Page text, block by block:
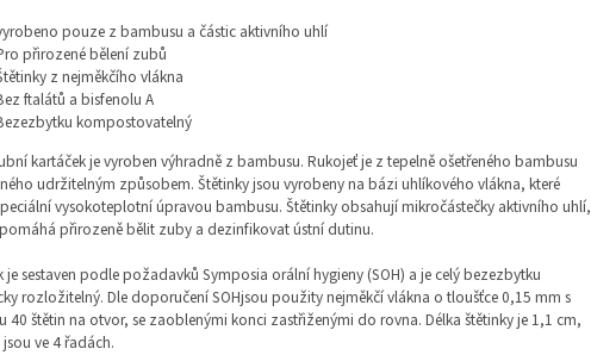
pouze z bambusu a částic aktivního uhlí
přirozené bělení zubů
z nejměkčího vlákna
ftalátů a bisfenolu A
kompostovatelný
kartáček je vyroben výhradně z bambusu. Rukojeť je z tepelně ošetřeného bambusu
udržitelným způsobem. Štětinky jsou vyrobeny na bázi uhlíkového vlákna, které
vysokoteplotní úpravou bambusu. Štětinky obsahují mikročástečky aktivního uhlí,
přirozeně bělit zuby a dezinfikovat ústní dutinu.
je sestaven podle požadavků Symposia orální hygieny (SOH) a je celý bezezbytku
rozložitelný. Dle doporučení SOHjsou použity nejměkčí vlákna o tloušťce 0,15 mm s
40 štětin na otvor, se zaoblenými konci zastřiženými do rovna. Délka štětinky je 1,1 cm,
ve 4 řadách.